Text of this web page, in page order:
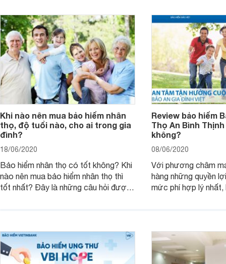
hiểm ô tô ra sao?
ích tối ưu.
Khi nào nên mua bảo hiểm nhân
thọ, độ tuổi nào, cho ai trong gia
đình?
18/06/2020
Bảo hiểm nhân thọ có tốt không? Khi
nào nên mua bảo hiểm nhân thọ thì
tốt nhất? Đây là những câu hỏi được
trả lời chính xác nhất, bạn hãy tham
khảo bài viết này.
Review bảo hiểm
Thọ An Bình
không?
08/06/2020
Với phương châm
hàng những quyền
mức phí hợp lý
sự quan tâm và lựa